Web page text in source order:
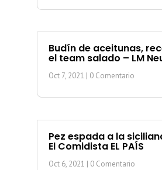
Budín de aceitunas,
el team salado – LM
Oct 7, 2021 | 0 Comentario
Pez espada a la
El Comidista EL PAÍS
Oct 6, 2021 | 0 Comentario